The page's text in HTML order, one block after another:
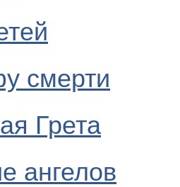
смерти
Грета
ангелов